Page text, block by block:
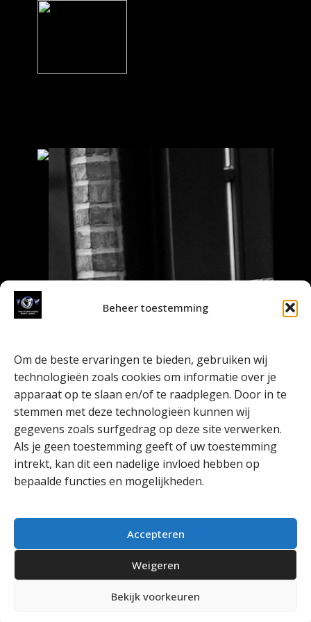
Beheer toestemming
Om de beste ervaringen te bieden, gebruiken wij
technologieën zoals cookies om informatie over je
apparaat op te slaan en/of te raadplegen. Door in te
stemmen met deze technologieën kunnen wij
gegevens zoals surfgedrag op deze site verwerken.
Als je geen toestemming geeft of uw toestemming
intrekt, kan dit een nadelige invloed hebben op
bepaalde functies en mogelijkheden.
Accepteren
Weigeren
Bekijk voorkeuren